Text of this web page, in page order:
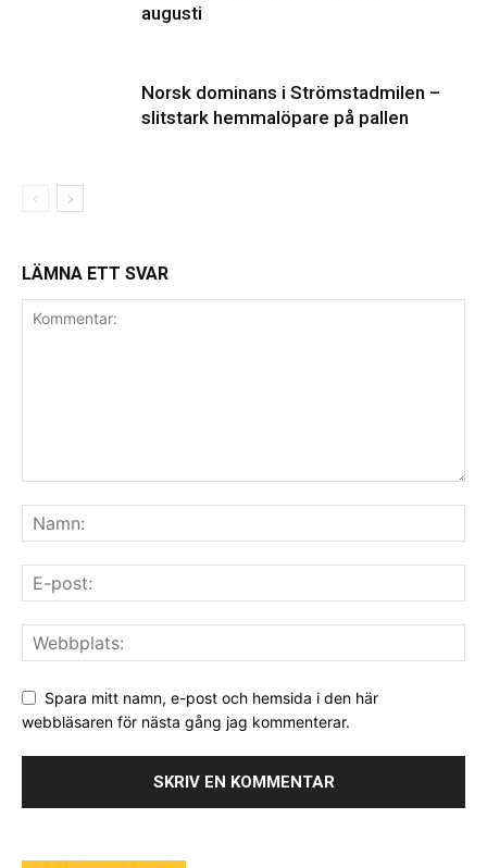
augusti
Norsk dominans i Strömstadmilen –
slitstark hemmalöpare på pallen
LÄMNA ETT SVAR
Spara mitt namn, e-post och hemsida i den här
webbläsaren för nästa gång jag kommenterar.